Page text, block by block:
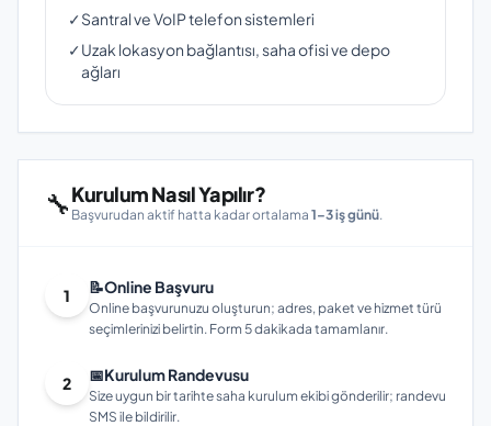
✓Santral ve VoIP telefon sistemleri
✓Uzak lokasyon bağlantısı, saha ofisi ve depo
ağları
🔧Kurulum Nasıl Yapılır?
Başvurudan aktif hatta kadar ortalama 1–3 iş günü.
1 📝Online Başvuru
Online başvurunuzu oluşturun; adres, paket ve hizmet türü
seçimlerinizi belirtin. Form 5 dakikada tamamlanır.
2 📅Kurulum Randevusu
Size uygun bir tarihte saha kurulum ekibi gönderilir; randevu
SMS ile bildirilir.